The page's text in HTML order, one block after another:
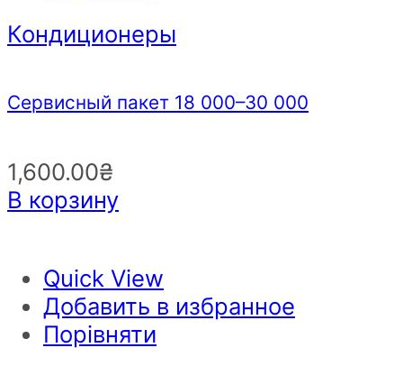
Кондиционеры
Сервисный пакет 18 000–30 000
1,600.00₴
В корзину
Quick View
Добавить в избранное
Порівняти